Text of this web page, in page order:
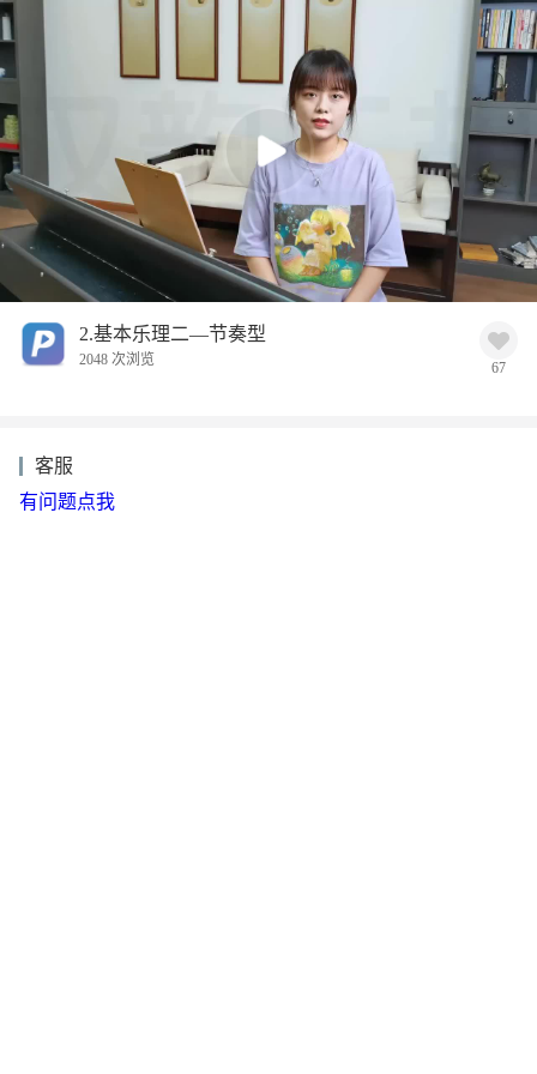
2.基本乐理二—节奏型
2048 次浏览 67
客服
有问题点我